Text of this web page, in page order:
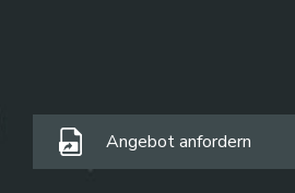
Angebot anfordern